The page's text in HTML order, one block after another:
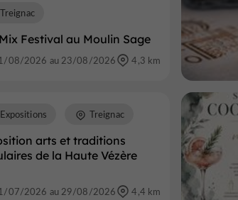
Festival au Moulin Sage
Treignac
08/2026 au 23/08/2026 4,3 km
arts et traditions
de la Haute Vézère
Expositions Treignac
07/2026 au 29/08/2026 4,4 km